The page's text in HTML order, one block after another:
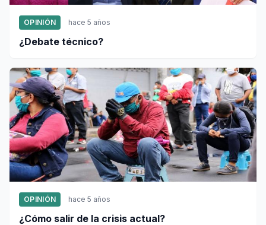
OPINIÓN hace 5 años
¿Debate técnico?
OPINIÓN hace 5 años
¿Cómo salir de la crisis actual?